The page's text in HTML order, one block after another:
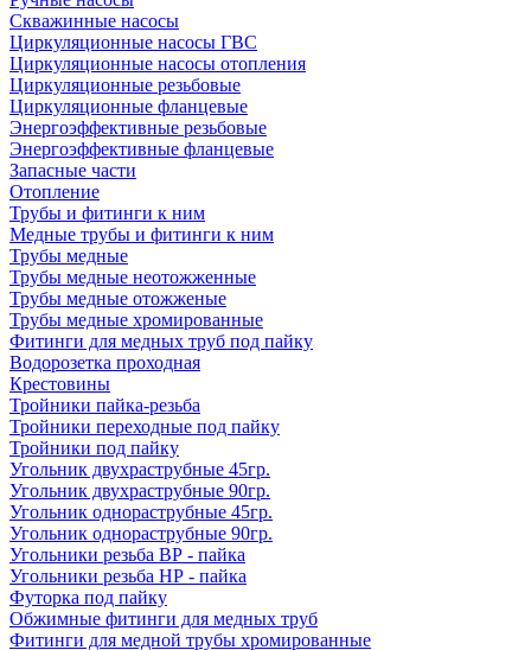
Скважинные насосы
Циркуляционные насосы ГВС
Циркуляционные насосы отопления
Циркуляционные резьбовые
Циркуляционные фланцевые
Энергоэффективные резьбовые
Энергоэффективные фланцевые
Запасные части
Отопление
Трубы и фитинги к ним
Медные трубы и фитинги к ним
Трубы медные
Трубы медные неотожженные
Трубы медные отожженые
Трубы медные хромированные
Фитинги для медных труб под пайку
Водорозетка проходная
Крестовины
Тройники пайка-резьба
Тройники переходные под пайку
Тройники под пайку
Угольник двухраструбные 45гр.
Угольник двухраструбные 90гр.
Угольник однораструбные 45гр.
Угольник однораструбные 90гр.
Угольники резьба ВР - пайка
Угольники резьба НР - пайка
Футорка под пайку
Обжимные фитинги для медных труб
Фитинги для медной трубы хромированные